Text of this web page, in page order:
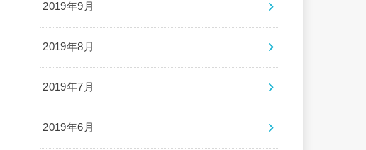
2019年9月
2019年8月
2019年7月
2019年6月